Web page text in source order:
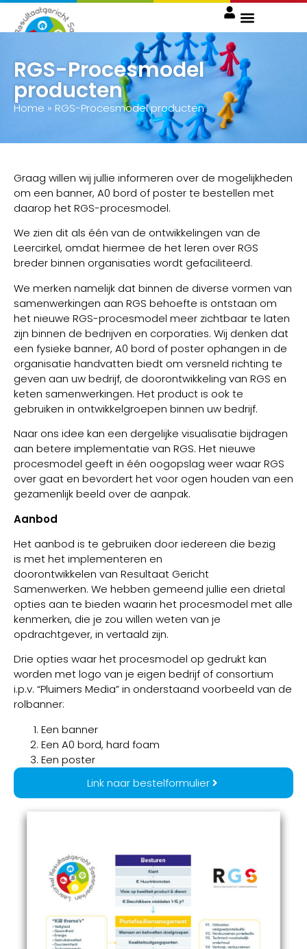
RGS-Procesmodel
producten
Home » RGS-Procesmodel producten
Graag willen wij jullie informeren over de mogelijkheden
om een banner, A0 bord of poster te bestellen met
daarop het RGS-procesmodel.
We zien dit als één van de ontwikkelingen van de
Leercirkel, omdat hiermee de het leren over RGS
breder binnen organisaties wordt gefaciliteerd.
We merken namelijk dat binnen de diverse vormen van
samenwerkingen aan RGS behoefte is ontstaan om
het nieuwe RGS-procesmodel meer zichtbaar te laten
zijn binnen de bedrijven en corporaties. Wij denken dat
een fysieke banner, A0 bord of poster ophangen in de
organisatie handvatten biedt om versneld richting te
geven aan uw bedrijf, de doorontwikkeling van RGS en
keten samenwerkingen. Het product is ook te
gebruiken in ontwikkelgroepen binnen uw bedrijf.
Naar ons idee kan een dergelijke visualisatie bijdragen
aan betere implementatie van RGS. Het nieuwe
procesmodel geeft in één oogopslag weer waar RGS
over gaat en bevordert het voor ogen houden van een
gezamenlijk beeld over de aanpak.
Aanbod
Het aanbod is te gebruiken door iedereen die bezig
is met het implementeren en
doorontwikkelen van Resultaat Gericht
Samenwerken. We hebben gemeend jullie een drietal
opties aan te bieden waarin het procesmodel met alle
kenmerken, die je zou willen weten van je
opdrachtgever, in vertaald zijn.
Drie opties waar het procesmodel op gedrukt kan
worden met logo van je eigen bedrijf of consortium
i.p.v. “Pluimers Media” in onderstaand voorbeeld van de
rolbanner:
Een banner
Een A0 bord, hard foam
Een poster
Link naar bestelformulier